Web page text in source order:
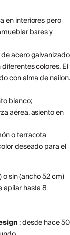
en interiores pero
bares y
acero galvanizado
colores. El
con alma de nailon.
blanco;
aérea, asiento en
o terracota
deseado para el
sin (ancho 52 cm)
apilar hasta 8
: desde hace 50